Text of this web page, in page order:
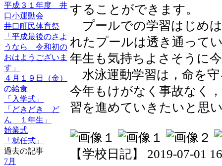
平成３１年度 井
口小運動会
井口町民体育祭
「平成最後のさよ
うなら 令和初の
おはようございま
す」
４月１９日（金）
の給食
「入学式」
「どきどき ど
ん １年生」
始業式
「就任式」
過去の記事
7月
することができます。
プールでの学習はじめ
れたプールは透き通って
年生も気持ちよさそうに
水泳運動学習は，命を
今年もけがなく事故なく
習を進めていきたいと思
【学校日記】 2019-07-01